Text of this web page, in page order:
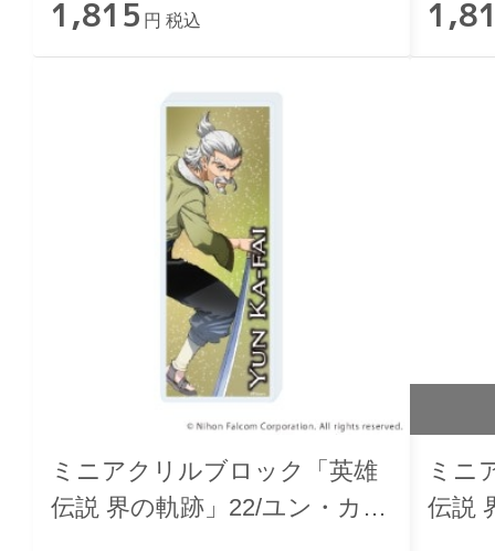
1,815 円 税込
ミニアクリルブロック「英雄
伝説 界の軌跡」22/ユン・カー
ミニ
伝説